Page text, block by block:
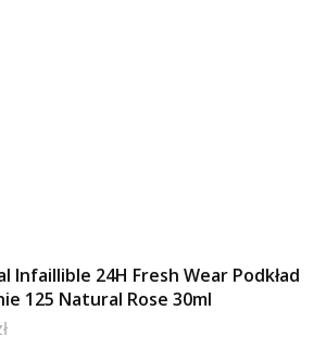
Infaillible 24H Fresh Wear Podkład
125 Natural Rose 30ml